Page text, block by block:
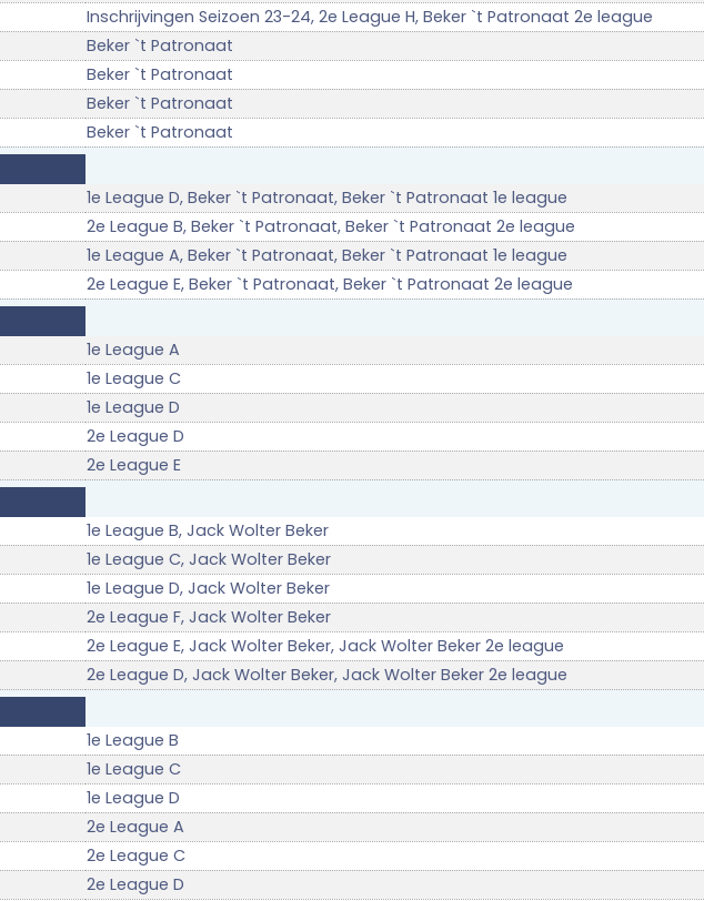
Inschrijvingen Seizoen 23-24, 2e League H, Beker `t Patronaat 2e league
Beker `t Patronaat
Beker `t Patronaat
Beker `t Patronaat
Beker `t Patronaat
1e League D, Beker `t Patronaat, Beker `t Patronaat 1e league
2e League B, Beker `t Patronaat, Beker `t Patronaat 2e league
1e League A, Beker `t Patronaat, Beker `t Patronaat 1e league
2e League E, Beker `t Patronaat, Beker `t Patronaat 2e league
1e League A
1e League C
1e League D
2e League D
2e League E
1e League B, Jack Wolter Beker
1e League C, Jack Wolter Beker
1e League D, Jack Wolter Beker
2e League F, Jack Wolter Beker
2e League E, Jack Wolter Beker, Jack Wolter Beker 2e league
2e League D, Jack Wolter Beker, Jack Wolter Beker 2e league
1e League B
1e League C
1e League D
2e League A
2e League C
2e League D